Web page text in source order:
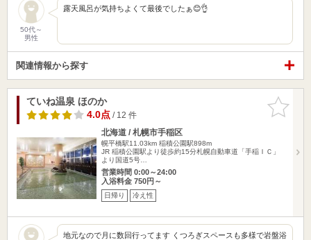
50代～
男性
露天風呂が気持ちよくて最後でしたぁ😊👌
関連情報から探す
お気に入
りに追加
ていね温泉 ほのか
4.0点/ 12 件
北海道 / 札幌市手稲区
幌平橋駅11.03km 稲積公園駅898m
JR 稲積公園駅より徒歩約15分札幌自動車道「手稲ＩＣ」
より国道5号…
営業時間 0:00～24:00
入浴料金 750円～
日帰り 冷え性
地元なので月に数回行ってます くつろぎスペースも多様で岩盤浴